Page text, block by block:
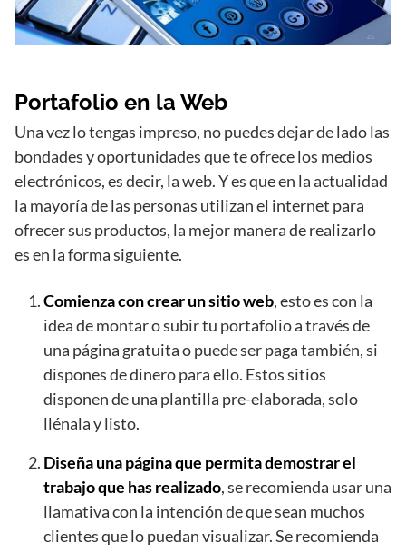
Portafolio en la Web
Una vez lo tengas impreso, no puedes dejar de lado las
bondades y oportunidades que te ofrece los medios
electrónicos, es decir, la web. Y es que en la actualidad
la mayoría de las personas utilizan el internet para
ofrecer sus productos, la mejor manera de realizarlo
es en la forma siguiente.
Comienza con crear un sitio web, esto es con la
idea de montar o subir tu portafolio a través de
una página gratuita o puede ser paga también, si
dispones de dinero para ello. Estos sitios
disponen de una plantilla pre-elaborada, solo
llénala y listo.
Diseña una página que permita demostrar el
trabajo que has realizado, se recomienda usar una
llamativa con la intención de que sean muchos
clientes que lo puedan visualizar. Se recomienda